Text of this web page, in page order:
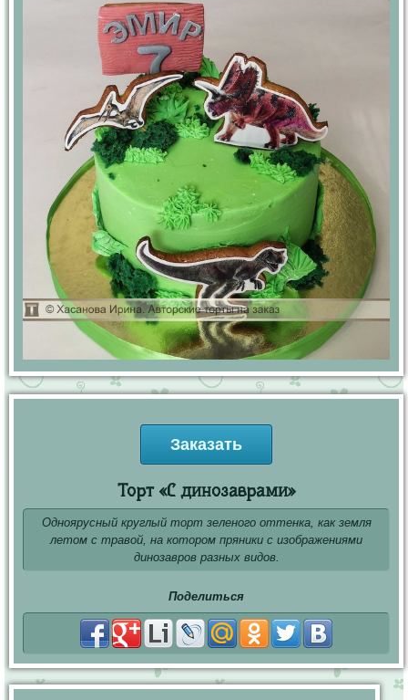
Заказать
Торт «С динозаврами»
Одноярусный круглый торт зеленого оттенка, как земля
летом с травой, на котором пряники с изображениями
динозавров разных видов.
Поделиться